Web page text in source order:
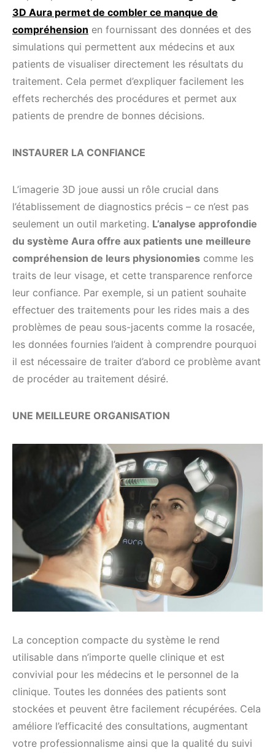
3D Aura permet de combler ce manque de
compréhension en fournissant des données et des
simulations qui permettent aux médecins et aux
patients de visualiser directement les résultats du
traitement. Cela permet d’expliquer facilement les
effets recherchés des procédures et permet aux
patients de prendre de bonnes décisions.
INSTAURER LA CONFIANCE
L’imagerie 3D joue aussi un rôle crucial dans
l’établissement de diagnostics précis – ce n’est pas
seulement un outil marketing. L’analyse approfondie
du système Aura offre aux patients une meilleure
compréhension de leurs physionomies comme les
traits de leur visage, et cette transparence renforce
leur confiance. Par exemple, si un patient souhaite
effectuer des traitements pour les rides mais a des
problèmes de peau sous-jacents comme la rosacée,
les données fournies l’aident à comprendre pourquoi
il est nécessaire de traiter d’abord ce problème avant
de procéder au traitement désiré.
UNE MEILLEURE ORGANISATION
La conception compacte du système le rend
utilisable dans n’importe quelle clinique et est
convivial pour les médecins et le personnel de la
clinique. Toutes les données des patients sont
stockées et peuvent être facilement récupérées. Cela
améliore l’efficacité des consultations, augmentant
votre professionnalisme ainsi que la qualité du suivi